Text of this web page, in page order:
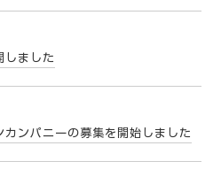
しました
ンパニーの募集を開始しました